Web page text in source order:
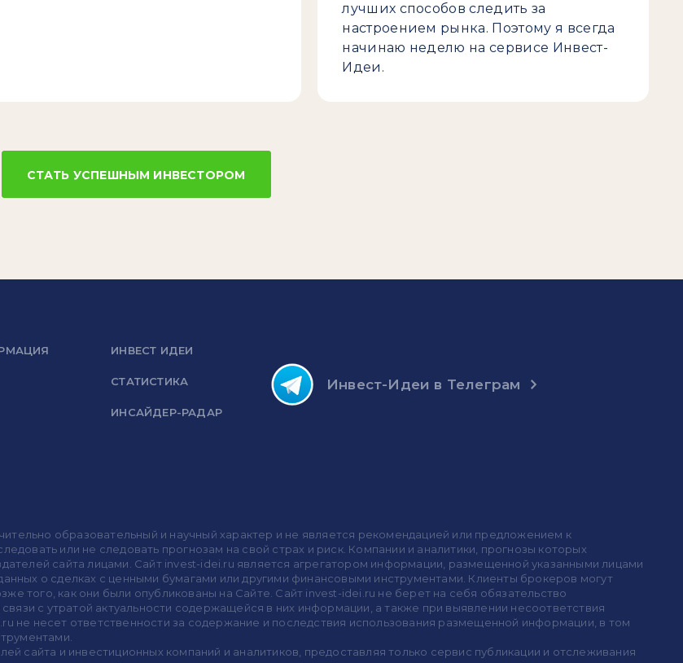
лучших способов следить за
настроением рынка. Поэтому я всегда
начинаю неделю на сервисе Инвест-
Идеи.
СТАТЬ УСПЕШНЫМ ИНВЕСТОРОМ
Инвест-Идеи в Телеграм
ИНВЕСТ ИДЕИ
СТАТИСТИКА
ИНСАЙДЕР-РАДАР
образовательный и научный характер и не является рекомендацией или предложением к
или не следовать прогнозам на свой страх и риск. Компании и аналитики, прогнозы которых
сайта лицами. Сайт invest-idei.ru является агрегатором информации, размещенной указанными лицами
о сделках с ценными бумагами или другими финансовыми инструментами. Клиенты брокеров могут
того, как они были опубликованы на Сайте. Сайт invest-idei.ru не берет на себя обязательство
с утратой актуальности содержащейся в них информации, а также при выявлении несоответствия
не несет ответственности за содержание и последствия использования размещенной информации, в том
сайта и инвестиционных компаний и аналитиков, предоставляя только сервис публикации и отслеживания